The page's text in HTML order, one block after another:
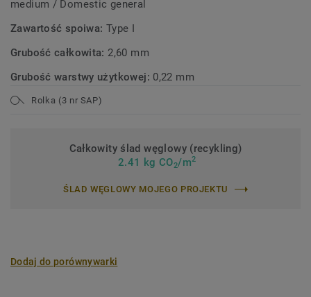
medium / Domestic general
Zawartość spoiwa: Type I
Grubość całkowita: 2,60 mm
Grubość warstwy użytkowej: 0,22 mm
Rolka (3 nr SAP)
Całkowity ślad węglowy (recykling)
2.41 kg CO2/m2
ŚLAD WĘGLOWY MOJEGO PROJEKTU
Dodaj do porównywarki